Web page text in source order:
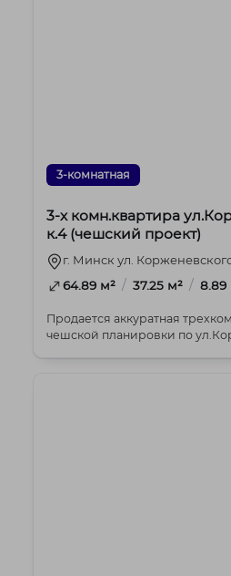
3-комнатная
3-х комн.квартира
к.4 (чешский проект)
г. Минск ул.
64.89 м² / 37.25 м² / 8.89
Продается аккуратная
чешской планировки по